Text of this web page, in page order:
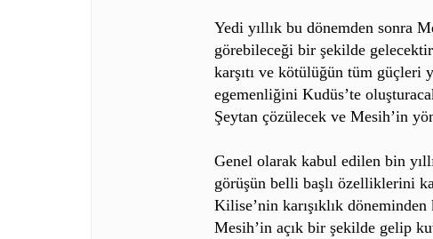
Yedi yıllık bu dönemden sonra
görebileceği bir şekilde
karşıtı ve kötülüğün tüm güçleri
egemenliğini Kudüs’te
Şeytan çözülecek ve Mesih’in
Genel olarak kabul edilen bin
görüşün belli başlı özelliklerini
Kilise’nin karışıklık
Mesih’in açık bir şekilde gelip